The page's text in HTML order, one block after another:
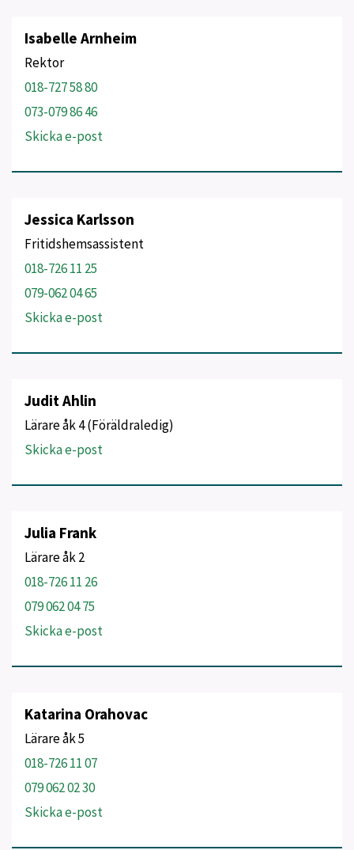
Isabelle Arnheim
Rektor
018-727 58 80
073-079 86 46
Skicka e-post
Jessica Karlsson
Fritidshemsassistent
018-726 11 25
079-062 04 65
Skicka e-post
Judit Ahlin
Lärare åk 4 (Föräldraledig)
Skicka e-post
Julia Frank
Lärare åk 2
018-726 11 26
079 062 04 75
Skicka e-post
Katarina Orahovac
Lärare åk 5
018-726 11 07
079 062 02 30
Skicka e-post